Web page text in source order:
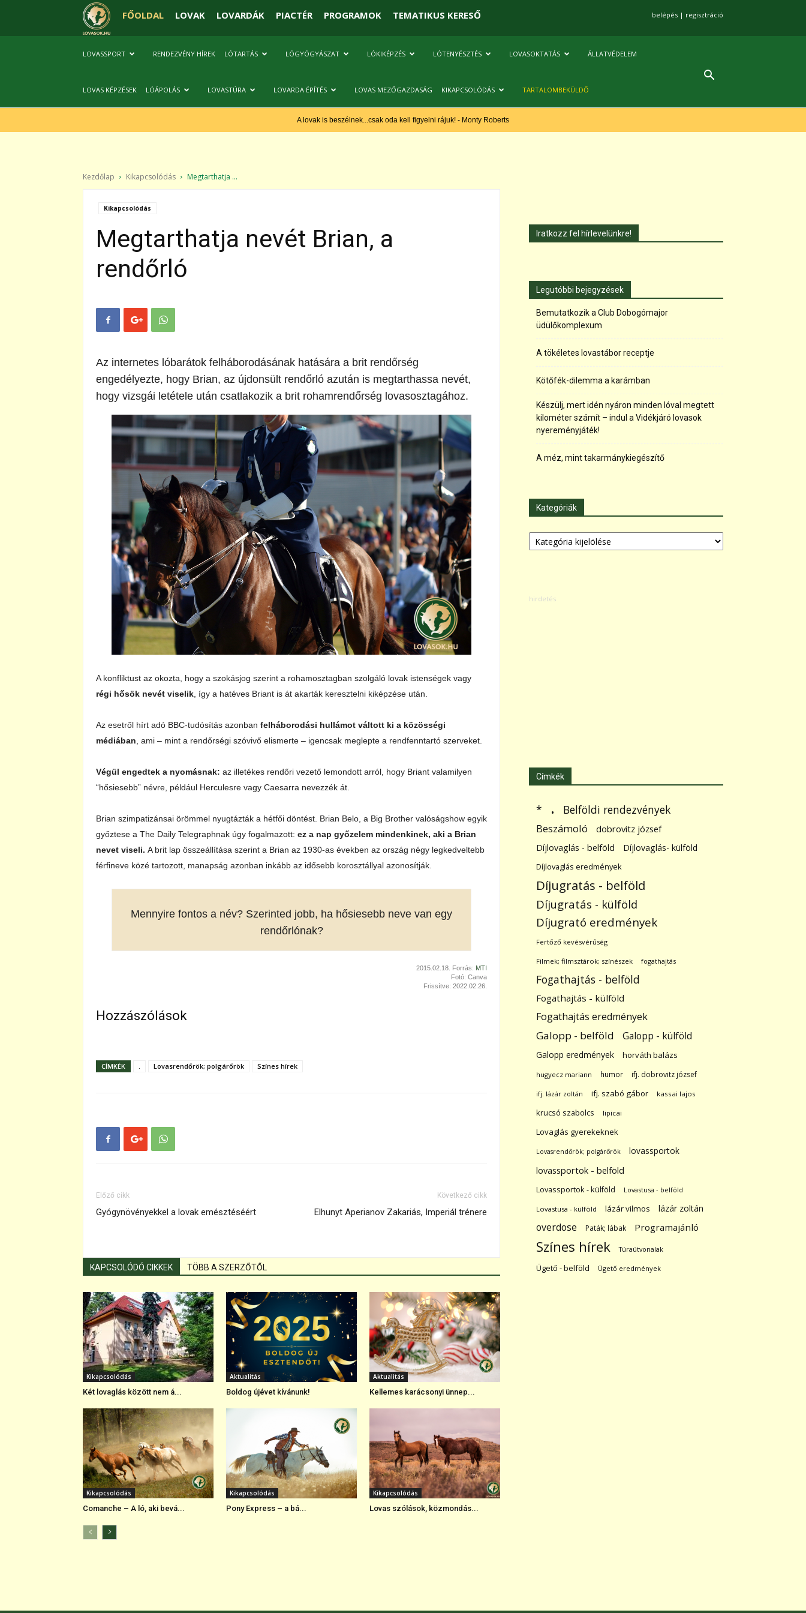
FŐOLDAL LOVAK LOVARDÁK PIACTÉR PROGRAMOK TEMATIKUS KERESŐ belépés | regisztráció
LOVASSPORT RENDEZVÉNY HÍREK LÓTARTÁS LÓGYÓGYÁSZAT LÓKIKÉPZÉS LÓTENYÉSZTÉS LOVASOKTATÁS ÁLLATVÉDELEM
LOVAS KÉPZÉSEK LÓÁPOLÁS LOVASTÚRA LOVARDA ÉPÍTÉS LOVAS MEZŐGAZDASÁG KIKAPCSOLÓDÁS TARTALOMBEKÜLDŐ
A lovak is beszélnek...csak oda kell figyelni rájuk! - Monty Roberts
Kezdőlap Kikapcsolódás Megtarthatja ...
Kikapcsolódás
Megtarthatja nevét Brian, a
rendőrló
Az internetes lóbarátok felháborodásának hatására a brit rendőrség
engedélyezte, hogy Brian, az újdonsült rendőrló azután is megtarthassa nevét,
hogy vizsgái letétele után csatlakozik a brit rohamrendőrség lovasosztagához.
A konfliktust az okozta, hogy a szokásjog szerint a rohamosztagban szolgáló lovak istenségek vagy
régi hősök nevét viselik , így a hatéves Briant is át akarták keresztelni kiképzése után.
Az esetről hírt adó BBC-tudósítás azonban felháborodási hullámot váltott ki a közösségi
médiában , ami – mint a rendőrségi szóvivő elismerte – igencsak meglepte a rendfenntartó szerveket.
Végül engedtek a nyomásnak: az illetékes rendőri vezető lemondott arról, hogy Briant valamilyen
“hősiesebb” névre, például Herculesre vagy Caesarra nevezzék át.
Brian szimpatizánsai örömmel nyugtázták a hétfői döntést. Brian Belo, a Big Brother valóságshow egyik
győztese a The Daily Telegraphnak úgy fogalmazott: ez a nap győzelem mindenkinek, aki a Brian
nevet viseli. A brit lap összeállítása szerint a Brian az 1930-as években az ország négy legkedveltebb
férfineve közé tartozott, manapság azonban inkább az idősebb korosztállyal azonosítják.
Mennyire fontos a név? Szerinted jobb, ha hősiesebb neve van egy
rendőrlónak?
2015.02.18. Forrás: MTI
Fotó: Canva
Frissítve: 2022.02.26.
Hozzászólások
CÍMKÉK . Lovasrendőrök; polgárőrök Színes hírek
Előző cikk
Gyógynövényekkel a lovak emésztéséért
Következő cikk
Elhunyt Aperianov Zakariás, Imperiál trénere
KAPCSOLÓDÓ CIKKEK TÖBB A SZERZŐTŐL
Kikapcsolódás
Két lovaglás között nem á...
Aktualitás
Boldog újévet kívánunk!
Aktualitás
Kellemes karácsonyi ünnep...
Kikapcsolódás
Comanche – A ló, aki bevá...
Kikapcsolódás
Pony Express – a bá...
Kikapcsolódás
Lovas szólások, közmondás...
Iratkozz fel hírlevelünkre!
Legutóbbi bejegyzések
Bemutatkozik a Club Dobogómajor
üdülőkomplexum
A tökéletes lovastábor receptje
Kötőfék-dilemma a karámban
Készülj, mert idén nyáron minden lóval megtett
kilométer számít – indul a Vidékjáró lovasok
nyereményjáték!
A méz, mint takarmánykiegészítő
Kategóriák
Kategóriák
Címkék
* . Belföldi rendezvények
Beszámoló dobrovitz józsef
Díjlovaglás - belföld Díjlovaglás- külföld
Díjlovaglás eredmények
Díjugratás - belföld
Díjugratás - külföld
Díjugrató eredmények
Fertőző kevésvérűség
Filmek; filmsztárok; színészek fogathajtás
Fogathajtás - belföld
Fogathajtás - külföld
Fogathajtás eredmények
Galopp - belföld Galopp - külföld
Galopp eredmények horváth balázs
hugyecz mariann humor ifj. dobrovitz józsef
ifj. lázár zoltán ifj. szabó gábor kassai lajos
krucsó szabolcs lipicai
Lovaglás gyerekeknek
Lovasrendőrök; polgárőrök
lovassportok
lovassportok - belföld
Lovassportok - külföld Lovastusa - belföld
Lovastusa - külföld lázár vilmos lázár zoltán
overdose Paták; lábak Programajánló
Színes hírek Túraútvonalak
Ügető - belföld Ügető eredmények